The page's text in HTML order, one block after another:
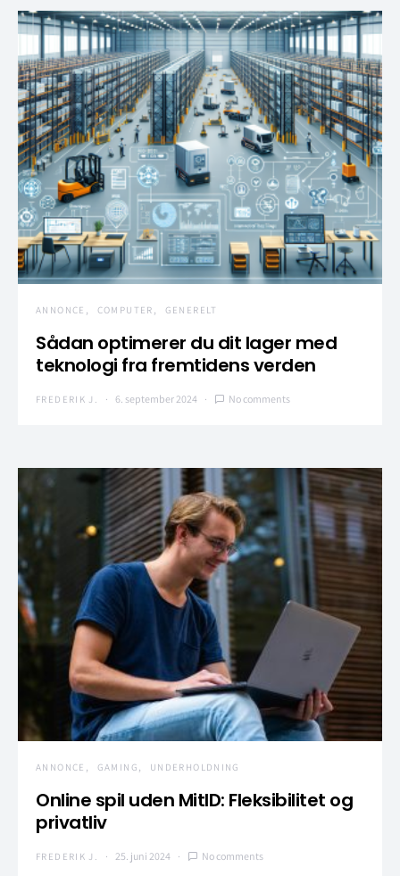
ANNONCE COMPUTER GENERELT
Sådan optimerer du dit lager med
teknologi fra fremtidens verden
FREDERIK J. 6. september 2024 No comments
ANNONCE GAMING UNDERHOLDNING
Online spil uden MitID: Fleksibilitet og
privatliv
FREDERIK J. 25. juni 2024 No comments